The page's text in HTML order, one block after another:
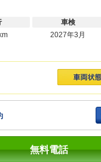
車検
2027年3月
無料電話